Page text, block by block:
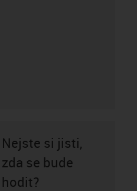
Nejste si jisti,
zda se bude
hodit?